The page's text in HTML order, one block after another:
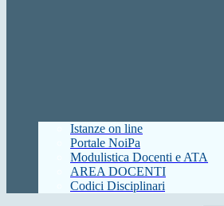
Istanze on line
Portale NoiPa
Modulistica Docenti e ATA
AREA DOCENTI
Codici Disciplinari